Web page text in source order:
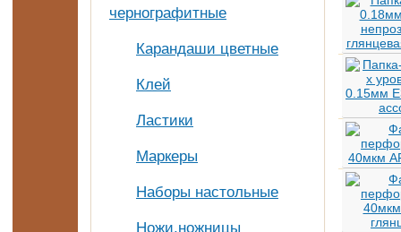
чернографитные
Карандаши цветные
Клей
Ластики
Маркеры
Наборы настольные
Ножи,ножницы